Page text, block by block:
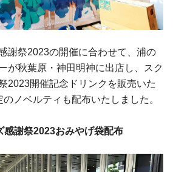
謝祭2023の開催に合わせて、浦の
が秋葉原・神田明神に出店し、スク
2023開催記念ドリンクを販売いた
ノベルティも配布いたしました。
感謝祭2023おみやげ袋配布